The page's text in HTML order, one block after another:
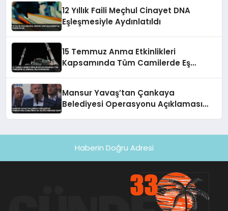
12 Yıllık Faili Meçhul Cinayet DNA
Eşleşmesiyle Aydınlatıldı
15 Temmuz Anma Etkinlikleri
Kapsamında Tüm Camilerde Eş
Mansur Yavaş’tan Çankaya
Belediyesi Operasyonu Açıklaması
Haberin Doğru Adresi